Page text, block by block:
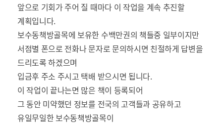
앞으로 기회가 주어 질 때마다 이 작업을 계속 추진할
계획입니다.
보수동책방골목에 보유한 수백만권의 책들중 일부이지만
서점별 폰으로 전화나 문자로 문의하시면 친절하게 답변을
드리도록 하겠으며
입금후 주소 주시고 택배 받으시면 됩니다.
이 작업이 끝나는면 많은 책이 등록되어
그 동안 미약했던 정보를 전국의 고객들과 공유하고
유일무일한 보수동책방골목이